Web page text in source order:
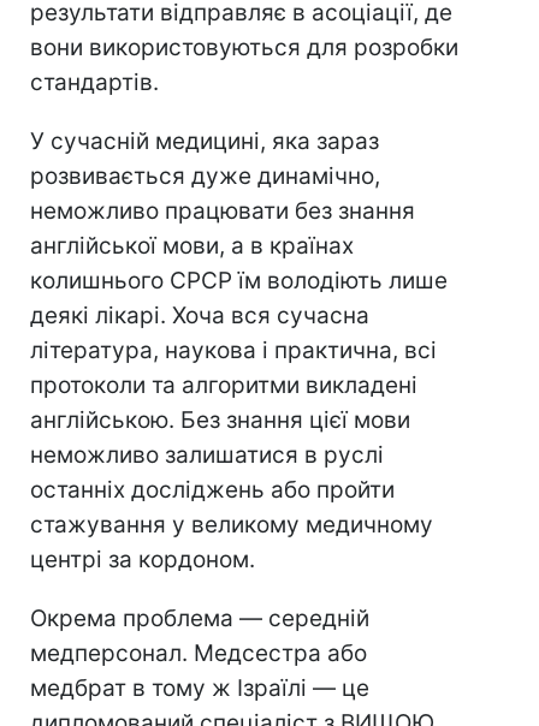
результати відправляє в асоціації, де
вони використовуються для розробки
стандартів.
У сучасній медицині, яка зараз
розвивається дуже динамічно,
неможливо працювати без знання
англійської мови, а в країнах
колишнього СРСР їм володіють лише
деякі лікарі. Хоча вся сучасна
література, наукова і практична, всі
протоколи та алгоритми викладені
англійською. Без знання цієї мови
неможливо залишатися в руслі
останніх досліджень або пройти
стажування у великому медичному
центрі за кордоном.
Окрема проблема — середній
медперсонал. Медсестра або
медбрат в тому ж Ізраїлі — це